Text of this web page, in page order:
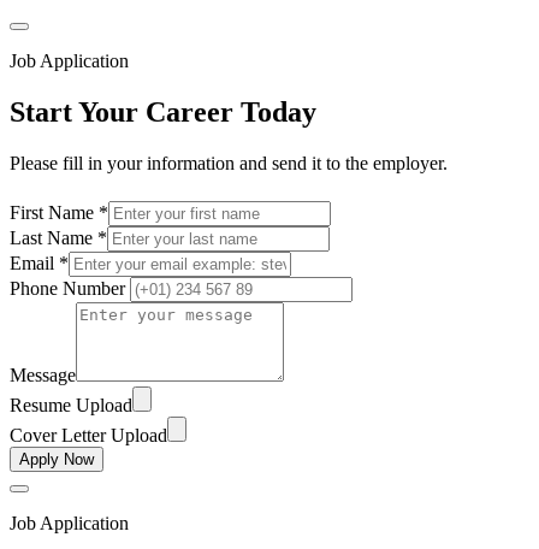
Job Application
Start Your Career Today
Please fill in your information and send it to the employer.
First Name *
Last Name *
Email *
Phone Number
Message
Resume Upload
Cover Letter Upload
Apply Now
Job Application